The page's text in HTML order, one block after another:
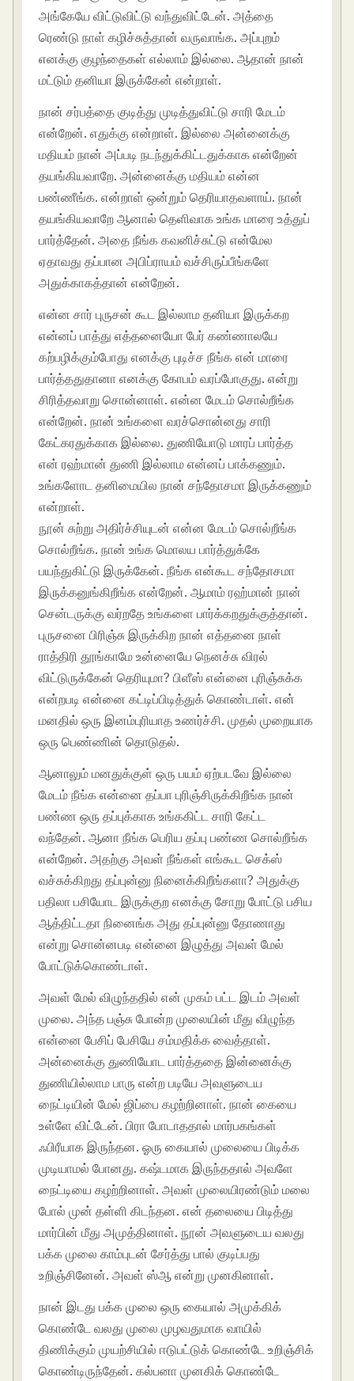
அங்கேயே விட்டுவிட்டு வந்துவிட்டேன். அத்தை
ரெண்டு நாள் கழிச்சுத்தான் வருவாங்க. அப்புறம்
எனக்கு குழந்தைகள் எல்லாம் இல்லை. ஆதான் நான்
மட்டும் தனியா இருக்கேன் என்றாள்.
நான் சர்பத்தை குடித்து முடித்துவிட்டு சாரி மேடம்
என்றேன். எதுக்கு என்றாள். இல்லை அன்னைக்கு
மதியம் நான் அப்படி நடந்துக்கிட்டதுக்காக என்றேன்
தயங்கியவாறே. அன்னைக்கு மதியம் என்ன
பண்ணீங்க. என்றாள் ஒன்றும் தெரியாதவளாய். நான்
தயங்கியவாறே ஆனால் தெளிவாக உங்க மாரை உத்துப்
பார்த்தேன். அதை நீங்க கவனிச்சுட்டு என்மேல
ஏதாவது தப்பான அபிப்ராயம் வச்சிருப்பீங்களே
அதுக்காகத்தான் என்றேன்.
என்ன சார் புருசன் கூட இல்லாம தனியா இருக்கற
என்னப் பாத்து எத்தனையோ பேர் கண்ணாலயே
கற்பழிக்கும்போது எனக்கு புடிச்ச நீங்க என் மாரை
பார்த்ததுதானா எனக்கு கோபம் வரப்போகுது. என்று
சிரித்தவாறு சொன்னாள். என்ன மேடம் சொல்றீங்க
என்றேன். நான் உங்களை வரச்சொன்னது சாரி
கேட்கரதுக்காக இல்லை. துணியோடு மாரப் பார்த்த
என் ரஹ்மான் துணி இல்லாம என்னப் பாக்கணும்.
உங்களோட தனிமையில நான் சந்தோசமா இருக்கணும்
என்றாள்.
நூன் சுற்று அதிர்ச்சியுடன் என்ன மேடம் சொல்றீங்க
சொல்றீங்க. நான் உங்க மொலய பார்த்துக்கே
பயந்துகிட்டு இருக்கேன். நீங்க என்கூட சந்தோசமா
இருக்கனுங்கிறீங்க என்றேன். ஆமாம் ரஹ்மான் நான்
சென்டருக்கு வர்றதே உங்களை பார்க்கறதுக்குத்தான்.
புருசனை பிரிஞ்சு இருக்கிற நான் எத்தனை நாள்
ராத்திரி தூங்காமே உன்னையே நெனச்சு விரல்
விட்டுருக்கேன் தெரியுமா? பிளீஸ் என்னை புரிஞ்சுக்க
என்றபடி என்னை கட்டிப்பிடித்துக் கொண்டாள். என்
மனதில் ஒரு இனம்புரியாத உணர்ச்சி. முதல் முறையாக
ஒரு பெண்ணின் தொடுதல்.
ஆனாலும் மனதுக்குள் ஒரு பயம் ஏற்படவே இல்லை
மேடம் நீங்க என்னை தப்பா புரிஞ்சிருக்கிறீங்க நான்
பண்ண ஒரு தப்புக்காக உங்ககிட்ட சாரி கேட்ட
வந்தேன். ஆனா நீங்க பெரிய தப்பு பண்ண சொல்றீங்க
என்றேன். அதற்கு அவள் நீங்கள் எங்கூட செக்ஸ்
வச்சுக்கிறது தப்புன்னு நினைக்கிறீங்களா? அதுக்கு
பதிலா பசியோட இருக்குற எனக்கு சோறு போட்டு பசிய
ஆத்திட்டதா நினைங்க அது தப்புன்னு தோணாது
என்று சொன்னபடி என்னை இழுத்து அவள் மேல்
போட்டுக்கொண்டாள்.
அவள் மேல் விழுந்ததில் என் முகம் பட்ட இடம் அவள்
முலை. அந்த பஞ்சு போன்ற முலையின் மீது விழுந்த
என்னை பேசிப் பேசியே சம்மதிக்க வைத்தாள்.
அன்னைக்கு துணியோட பார்த்ததை இன்னைக்கு
துணியில்லாம பாரு என்ற படியே அவளுடைய
நைட்டியின் மேல் ஜிப்பை கழற்றினாள். நான் கையை
உள்ளே விட்டேன். பிரா போடாததால் மார்பகங்கள்
ஃபிரீயாக இருந்தன. ஓரு கையால் முலையை பிடிக்க
முடியாமல் போனது. கஷ்டமாக இருந்ததால் அவளே
நைட்டியை கழற்றினாள். அவள் முலையிரண்டும் மலை
போல் முன் தள்ளி கிடந்தன. என் தலையை பிடித்து
மார்பின் மீது அமுத்தினாள். நூன் அவளுடைய வலது
பக்க முலை காம்புடன் சேர்த்து பால் குடிப்பது
உறிஞ்சினேன். அவள் ஸ்ஆ என்று முனகினாள்.
நான் இடது பக்க முலை ஒரு கையால் அமுக்கிக்
கொண்டே வலது முலை முழவதுமாக வாயில்
திணிக்கும் முயற்சியில் ஈடுபட்டுக் கொண்டே உறிஞ்சிக்
கொண்டிருந்தேன். கல்பனா முனகிக் கொண்டே